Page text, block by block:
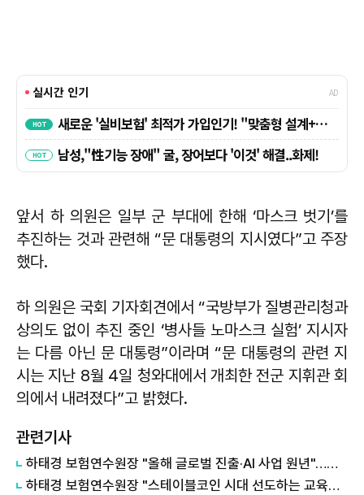
앞서 하 의원은 일부 군 부대에 한해 ‘마스크 벗기’를
추진하는 것과 관련해 “문 대통령의 지시였다”고 주장
했다.
하 의원은 국회 기자회견에서 “국방부가 질병관리청과
상의도 없이 추진 중인 ‘병사들 노마스크 실험’ 지시자
는 다름 아닌 문 대통령”이라며 “문 대통령의 관련 지
시는 지난 8월 4일 청와대에서 개최한 전군 지휘관 회
의에서 내려졌다”고 밝혔다.
관련기사
하태경 보험연수원장 "올해 글로벌 진출·AI 사업 원년"…상반기 자회사 신설
하태경 보험연수원장 "스테이블코인 시대 선도하는 교육기관 만들겠다"